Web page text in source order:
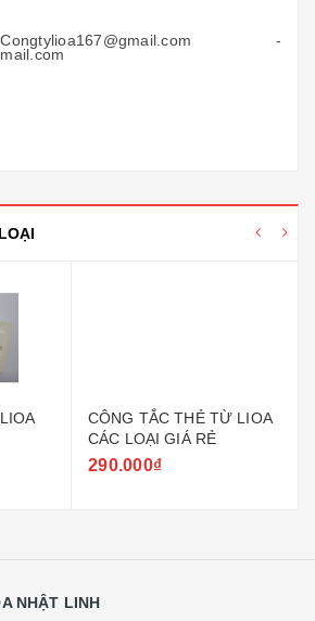
-
CÔNG TẮC THẺ TỪ LIOA
CÁC LOẠI GIÁ RẺ
290.000₫
NHẬT LINH